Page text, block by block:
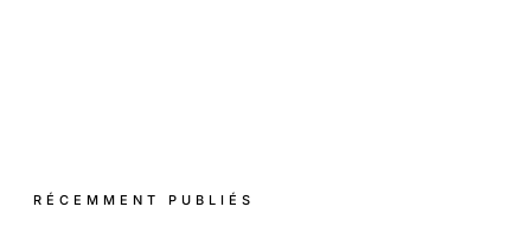
RÉCEMMENT PUBLIÉS